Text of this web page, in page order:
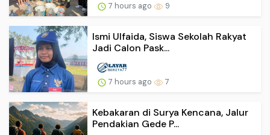
7 hours ago 9
Ismi Ulfaida, Siswa Sekolah Rakyat
Jadi Calon Pask...
7 hours ago 7
Kebakaran di Surya Kencana, Jalur
Pendakian Gede P...